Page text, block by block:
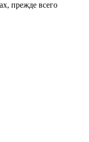
прежде всего